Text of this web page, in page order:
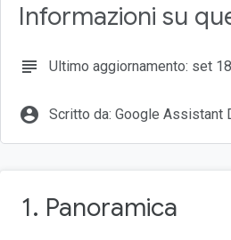
Informazioni su
subject Ultimo aggiornamento: set
account_circle Scritto da: Google Assistant
1. Panoramica